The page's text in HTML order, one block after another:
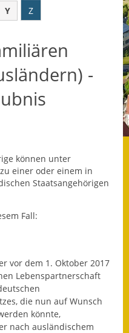
im
die Alten noch
Sprache
in Leichter Sprache
Y Z
-
können unter
einer oder einem in
Staatsangehörigen
Fall:
vor dem 1. Oktober 2017
Lebenspartnerschaft
die nun auf Wunsch
könnte,
nach ausländischem